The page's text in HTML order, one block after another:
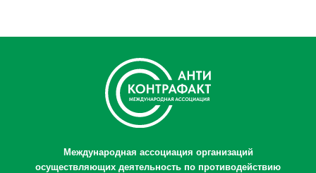
Международная ассоциация организаций
осуществляющих деятельность по противодействию